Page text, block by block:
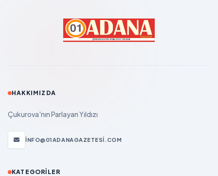
HAKKIMIZDA
Çukurova'nın Parlayan Yıldızı
INFO@01ADANAGAZETESI.COM
KATEGORILER